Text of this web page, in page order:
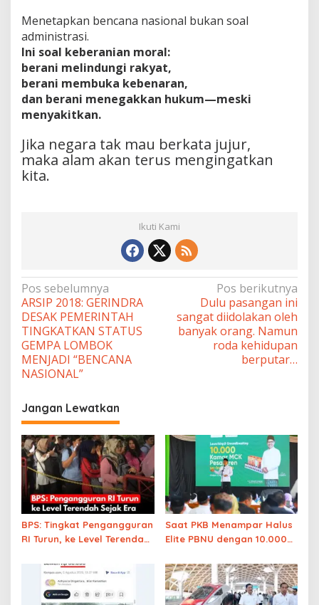
Menetapkan bencana nasional bukan soal
administrasi.
Ini soal keberanian moral:
berani melindungi rakyat,
berani membuka kebenaran,
dan berani menegakkan hukum—meski
menyakitkan.
Jika negara tak mau berkata jujur,
maka alam akan terus mengingatkan
kita.
Ikuti Kami
Navigasi
pos
Pos sebelumnya
ARSIP 2018: GERINDRA
DESAK PEMERINTAH
TINGKATKAN STATUS
GEMPA LOMBOK
MENJADI “BENCANA
NASIONAL”
Pos berikutnya
Dulu pasangan ini
sangat diidolakan oleh
banyak orang. Namun
roda kehidupan
berputar…
Jangan Lewatkan
BPS: Tingkat Pengangguran
RI Turun, ke Level Terendah
Saat PKB Menampar Halus
Elite PBNU dengan 10.000